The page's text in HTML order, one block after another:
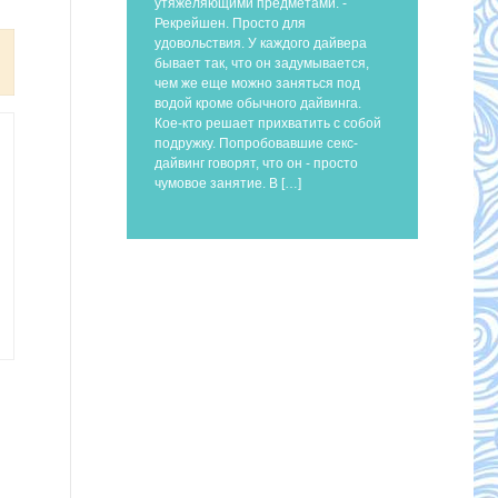
Рекрейшен. Просто для
удовольствия. У каждого дайвера
бывает так, что он задумывается,
чем же еще можно заняться под
водой кроме обычного дайвинга.
Кое-кто решает прихватить с собой
подружку. Попробовавшие секс-
дайвинг говорят, что он - просто
чумовое занятие. В […]